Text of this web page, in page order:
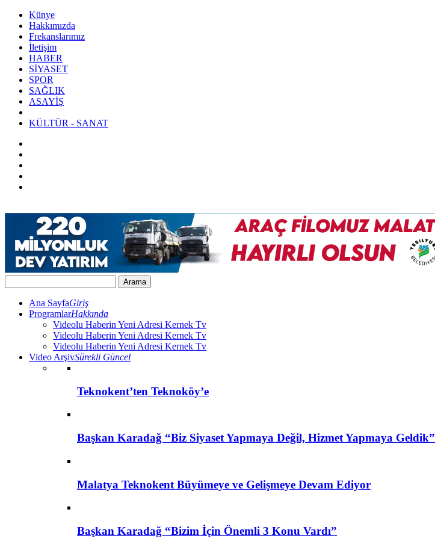
Künye
Hakkımızda
Frekanslarımız
İletişim
HABER
SİYASET
SPOR
SAĞLIK
ASAYİŞ
KÜLTÜR - SANAT
Ana SayfaGiriş
ProgramlarHakkında
Videolu Haberin Yeni Adresi Kernek Tv
Videolu Haberin Yeni Adresi Kernek Tv
Videolu Haberin Yeni Adresi Kernek Tv
Video ArşivSürekli Güncel
Teknokent’ten Teknoköy’e
Başkan Karadağ “Biz Siyaset Yapmaya Değil, Hizmet Yapmaya Geldik”
Malatya Teknokent Büyümeye ve Gelişmeye Devam Ediyor
Başkan Karadağ “Bizim İçin Önemli 3 Konu Vardı”